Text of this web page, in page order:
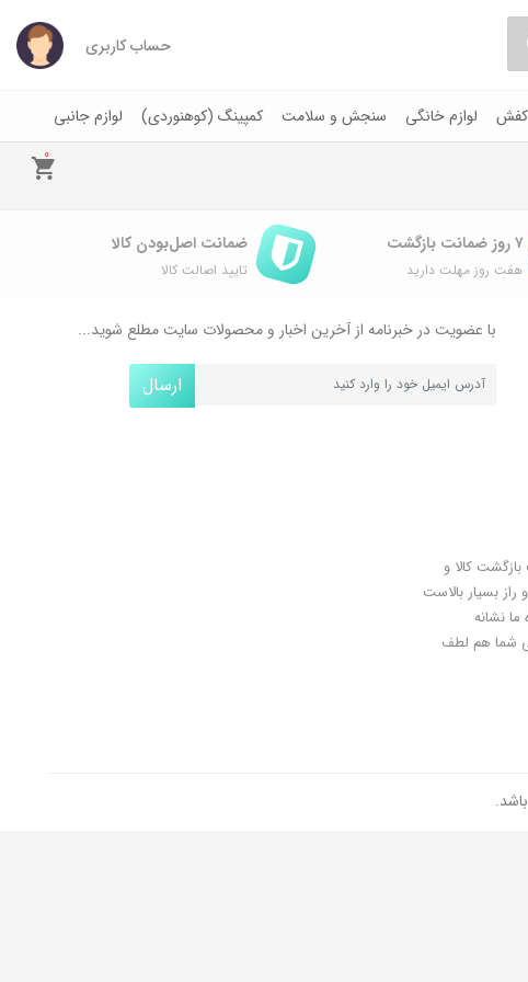
حساب کاربری
کفش لوازم خانگی سنجش و سلامت کمپینگ (کوهنوردی) لوازم جانبی
0
۷ روز ضمانت بازگشت
هفت روز مهلت دارید
ضمانت اصل‌بودن کالا
تایید اصالت کالا
با عضویت در خبرنامه از آخرین اخبار و محصولات سایت مطلع شوید...
ارسال
از یک دهه تجربه، با پایبندی به سه اصل کلیدی، پرداخت در محل، 7 روز ضمانت بازگشت کالا و
بسیار بالاست
نشانه
.مشتریان و همراهان گرامی شما هم لطف